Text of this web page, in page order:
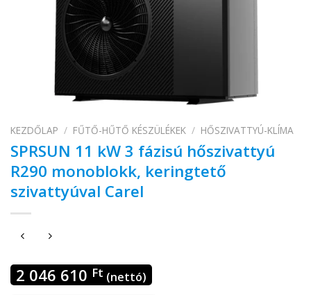
KEZDŐLAP / FŰTŐ-HŰTŐ KÉSZÜLÉKEK / HŐSZIVATTYÚ-KLÍMA
SPRSUN 11 kW 3 fázisú hőszivattyú
R290 monoblokk, keringtető
szivattyúval Carel
2 046 610 Ft (nettó)